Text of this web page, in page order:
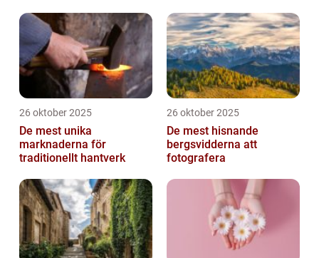
26 oktober 2025
De mest unika
marknaderna för
traditionellt hantverk
26 oktober 2025
De mest hisnande
bergsvidderna att
fotografera